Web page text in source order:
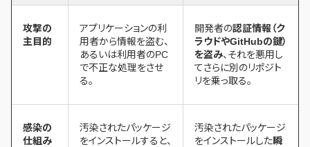
攻撃の
主目的
アプリケーションの利
用者から情報を盗む、
あるいは利用者のPC
で不正な処理をさせ
る。
開発者の認証情報（ク
ラウドやGitHubの鍵）
を盗み、それを悪用し
てさらに別のリポジト
リを乗っ取る。
感染の
仕組み
汚染されたパッケージ
をインストールすると、
汚染されたパッケージ
をインストールした瞬